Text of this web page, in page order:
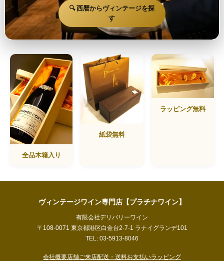
🔍 西暦からヴィンテージを探
す
全品木箱入り
紙袋無料
ラッピング無料
ヴィンテージワイン専門店【プラチナワイン】
有限会社デリバリーワイン
〒108-0071 東京都港区白金台2-7-1 ラナイグランデ101
TEL: 03-5913-8046
会社概要店舗ご来店配送・送料お支払いラッピング